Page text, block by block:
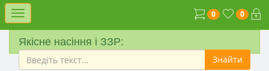
Меню 0
0
Якісне насіння і ЗЗР: